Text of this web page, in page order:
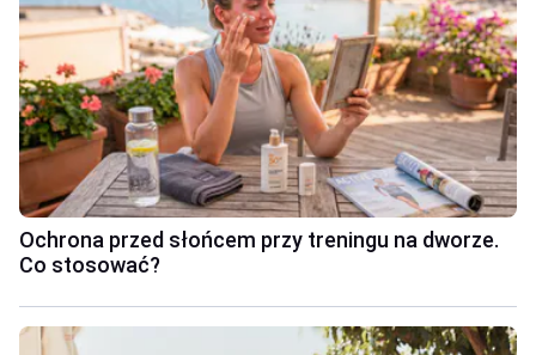
Ochrona przed słońcem przy treningu na dworze.
Co stosować?